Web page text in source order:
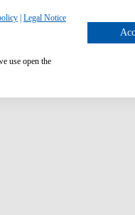
Legal Notice
use open the